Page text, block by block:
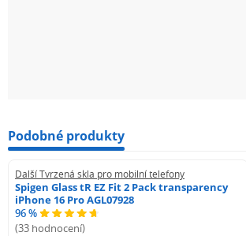
příslušenství pro mobilní telefony a další
Pokud jsi nenašel produkt, který hledáš,
máš jakékoli dotazy, můžeš nám
zavolat. Rádi ti se vším pomůžeme.
Podobné produkty
Další Tvrzená skla pro mobilní telefony
Spigen Glass tR EZ Fit 2 Pack transparency
iPhone 16 Pro AGL07928
96 %
(33 hodnocení)